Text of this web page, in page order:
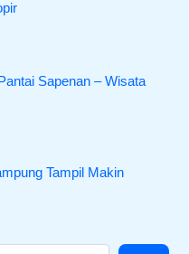
Sapenan – Wisata
Tampil Makin